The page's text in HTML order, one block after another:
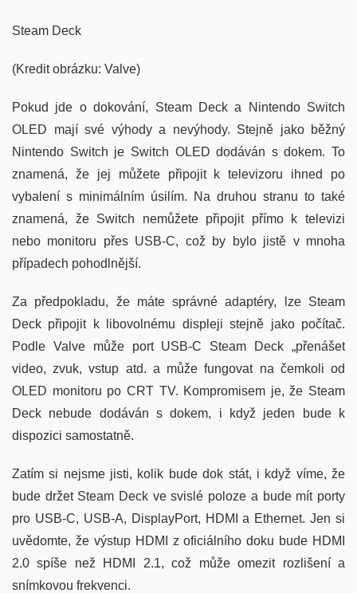
Steam Deck
(Kredit obrázku: Valve)
Pokud jde o dokování, Steam Deck a Nintendo Switch
OLED mají své výhody a nevýhody. Stejně jako běžný
Nintendo Switch je Switch OLED dodáván s dokem. To
znamená, že jej můžete připojit k televizoru ihned po
vybalení s minimálním úsilím. Na druhou stranu to také
znamená, že Switch nemůžete připojit přímo k televizi
nebo monitoru přes USB-C, což by bylo jistě v mnoha
případech pohodlnější.
Za předpokladu, že máte správné adaptéry, lze Steam
Deck připojit k libovolnému displeji stejně jako počítač.
Podle Valve může port USB-C Steam Deck „přenášet
video, zvuk, vstup atd. a může fungovat na čemkoli od
OLED monitoru po CRT TV. Kompromisem je, že Steam
Deck nebude dodáván s dokem, i když jeden bude k
dispozici samostatně.
Zatím si nejsme jisti, kolik bude dok stát, i když víme, že
bude držet Steam Deck ve svislé poloze a bude mít porty
pro USB-C, USB-A, DisplayPort, HDMI a Ethernet. Jen si
uvědomte, že výstup HDMI z oficiálního doku bude HDMI
2.0 spíše než HDMI 2.1, což může omezit rozlišení a
snímkovou frekvenci.